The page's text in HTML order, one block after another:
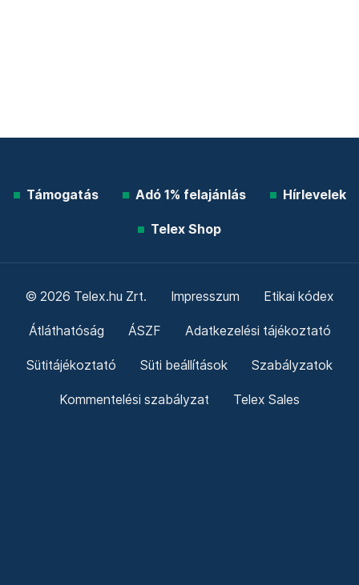
Támogatás Adó 1% felajánlás Hírlevelek
Telex Shop
© 2026 Telex.hu Zrt. Impresszum Etikai kódex
Átláthatóság ÁSZF Adatkezelési tájékoztató
Sütitájékoztató Süti beállítások Szabályzatok
Kommentelési szabályzat Telex Sales